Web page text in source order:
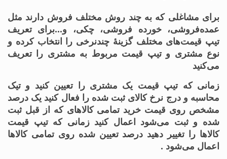
برای مشاغلی که به چند روش مختلف فروش دارند مثل
عمده‌فروشی، خورده فروشی، چکی، و…برای تعریف
تیپ قیمت‌های مختلف گزینهٔ چندنرخی را انتخاب کرده و
نوع مشتری و تیپ قیمت مربوط به مشتری را تعریف
می‌کنید
زمانی که تیپ قیمت یک مشتری را تعیین کنید و تیک
محاسبه و درج نرخ کالای ثبت شده را فعال کنید یک درصد
مشخص روی قیمت خرید تمامی کالاهای که از قبل ثبت
شده و ثبت می‌شود اعمال کنید زمانی که تیپ قیمت
کالاها را تغییر دهید درصد تعیین شده روی تمامی کالاها
اعمال می‌شود .